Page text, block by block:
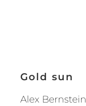
Gold sun
Alex Bernstein